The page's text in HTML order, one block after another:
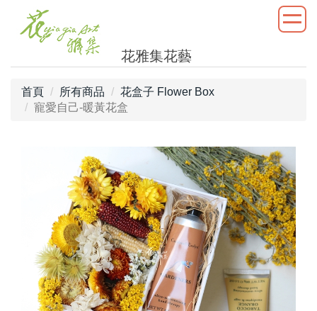
花雅集花藝
首頁 所有商品
花盒子 Flower Box
寵愛自己-暖黃花盒